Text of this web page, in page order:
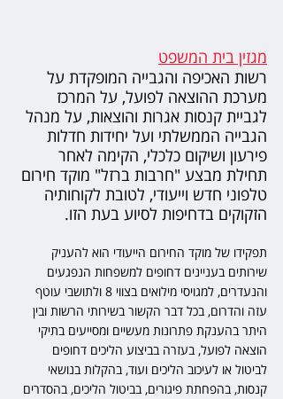
מגזין בית המשפט
רשות האכיפה והגבייה המופקדת על
מערכת ההוצאה לפועל, על המרכז
לגביית קנסות אגרות והוצאות, על מנהל
הגבייה הממשלתי ועל יחידות חדלות
פירעון ושיקום כלכלי, הקימה לאחר
תחילת מבצע "חרבות ברזל" מוקד חירום
טלפוני חדש וייעודי, לטובת לקוחותיה
הזקוקים בדחיפות לסיוע בעת הזו.
תפקידו של מוקד החירום הייעודי הוא להעניק
שירותים בעניינים דחופים למשפחות הנפגעים
והנעדרים, למגויסי מילואים בצווי 8 ולתושבי עוטף
עזה והדרום, בכל דבר הקשור בשירותי הרשות ובין
היתר בהענקת פתרונות מעשיים ומסייעים בתיקי
הוצאה לפועל, בעזרה בביצוע הליכים דחופים
לביטול או לעיכוב הליכים ועוד, בהקלות בנושאי
קנסות, בהפחתת פיגורים, בביטול הליכים, בהסדרים